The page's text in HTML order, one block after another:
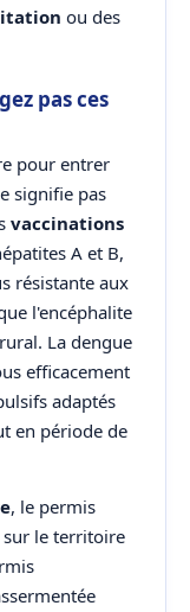
ou des
pas ces
pour entrer
signifie pas
vaccinations
A et B,
résistante aux
l'encéphalite
La dengue
efficacement
adaptés
en période de
, le permis
le territoire